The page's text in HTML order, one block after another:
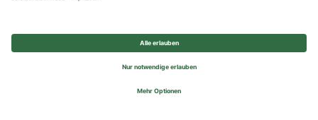
© 2026 REWE Group - All rights reserved